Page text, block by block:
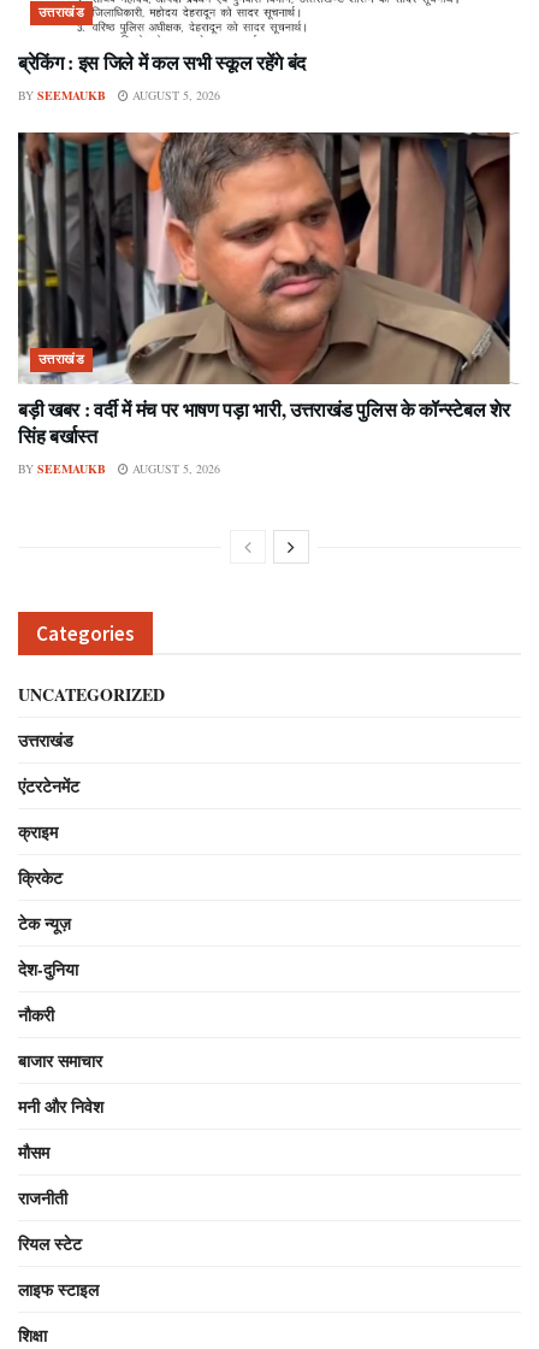
उत्तराखंड
ब्रेकिंग : इस जिले में कल सभी स्कूल रहेंगे बंद
BY SEEMAUKB AUGUST 5, 2026
उत्तराखंड
बड़ी खबर : वर्दी में मंच पर भाषण पड़ा भारी, उत्तराखंड पुलिस के कॉन्स्टेबल शेर
सिंह बर्खास्त
BY SEEMAUKB AUGUST 5, 2026
Categories
UNCATEGORIZED
उत्तराखंड
एंटरटेनमेंट
क्राइम
क्रिकेट
टेक न्यूज़
देश-दुनिया
नौकरी
बाजार समाचार
मनी और निवेश
मौसम
राजनीती
रियल स्टेट
लाइफ स्टाइल
शिक्षा